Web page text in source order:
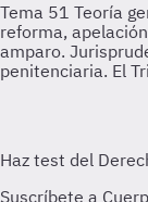
Tema 51 Teoría
reforma,
amparo.
penitenciaria. El